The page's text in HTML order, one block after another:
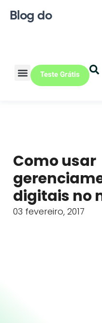
Blog do
Teste Grátis
Como usar
digitais no
03 fevereiro, 2017